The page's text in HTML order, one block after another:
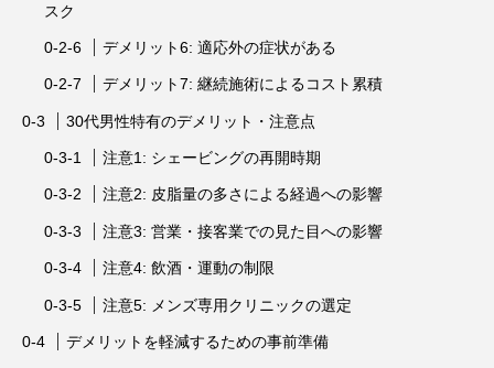
スク
デメリット6: 適応外の症状がある
デメリット7: 継続施術によるコスト累積
30代男性特有のデメリット・注意点
注意1: シェービングの再開時期
注意2: 皮脂量の多さによる経過への影響
注意3: 営業・接客業での見た目への影響
注意4: 飲酒・運動の制限
注意5: メンズ専用クリニックの選定
デメリットを軽減するための事前準備